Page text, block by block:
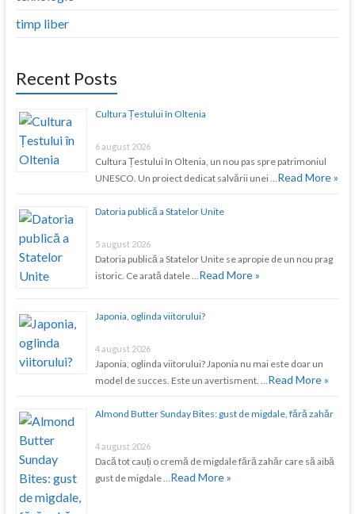
timp liber
Recent Posts
Cultura Țestului în Oltenia
6 august 2026
Cultura Țestului în Oltenia, un nou pas spre patrimoniul
UNESCO. Un proiect dedicat salvării unei … Read More »
Datoria publică a Statelor Unite
5 august 2026
Datoria publică a Statelor Unite se apropie de un nou prag
istoric. Ce arată datele … Read More »
Japonia, oglinda viitorului?
4 august 2026
Japonia, oglinda viitorului? Japonia nu mai este doar un
model de succes. Este un avertisment. … Read More »
Almond Butter Sunday Bites: gust de migdale, fără zahăr
4 august 2026
Dacă tot cauți o cremă de migdale fără zahăr care să aibă
gust de migdale … Read More »